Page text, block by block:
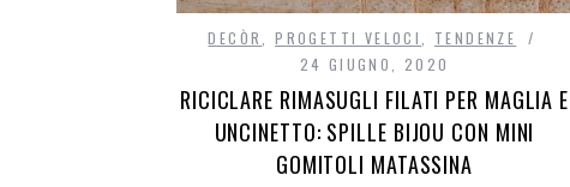
DECÒR ,PROGETTI VELOCI
TENDENZE
24 GIUGNO, 2020
RICICLARE RIMASUGLI FILATI PER MAGLIA E
UNCINETTO: SPILLE BIJOU CON MINI
GOMITOLI MATASSINA